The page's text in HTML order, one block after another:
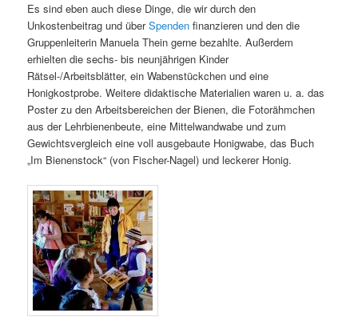
Es sind eben auch diese Dinge, die wir durch den
Unkostenbeitrag und überSpenden finanzieren und den die
Gruppenleiterin Manuela Thein gerne bezahlte. Außerdem
erhielten die sechs- bis neunjährigen Kinder
Rätsel-/Arbeitsblätter, ein Wabenstückchen und eine
Honigkostprobe. Weitere didaktische Materialien waren u. a. das
Poster zu den Arbeitsbereichen der Bienen, die Fotorähmchen
aus der Lehrbienenbeute, eine Mittelwandwabe und zum
Gewichtsvergleich eine voll ausgebaute Honigwabe, das Buch
„Im Bienenstock“ (von Fischer-Nagel) und leckerer Honig.